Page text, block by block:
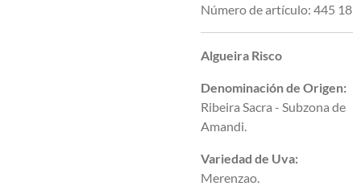
Número de artículo: 445 18
Algueira Risco
Denominación de Origen:
Ribeira Sacra - Subzona de
Amandi.
Variedad de Uva:
Merenzao.